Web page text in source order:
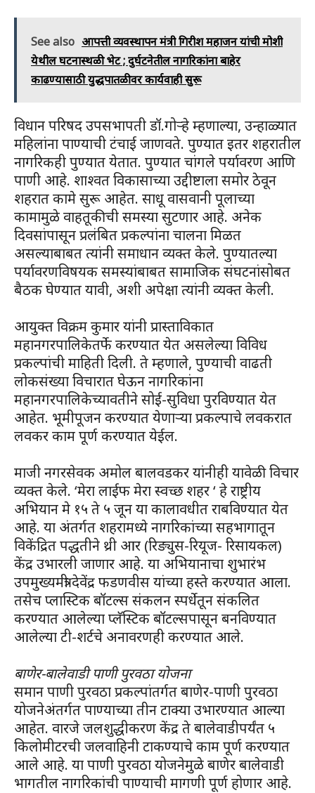
See also आपत्ती व्यवस्थापन मंत्री गिरीश महाजन यांची मोशी
येथील घटनास्थळी भेट ; दुर्घटनेतील नागरिकांना बाहेर
काढण्यासाठी युद्धपातळीवर कार्यवाही सुरू
विधान परिषद उपसभापती डॉ.गोऱ्हे म्हणाल्या, उन्हाळ्यात
महिलांना पाण्याची टंचाई जाणवते. पुण्यात इतर शहरातील
नागरिकही पुण्यात येतात. पुण्यात चांगले पर्यावरण आणि
पाणी आहे. शाश्वत विकासाच्या उद्दीष्टाला समोर ठेवून
शहरात कामे सुरू आहेत. साधू वासवानी पूलाच्या
कामामुळे वाहतूकीची समस्या सुटणार आहे. अनेक
दिवसांपासून प्रलंबित प्रकल्पांना चालना मिळत
असल्याबाबत त्यांनी समाधान व्यक्त केले. पुण्यातल्या
पर्यावरणविषयक समस्यांबाबत सामाजिक संघटनांसोबत
बैठक घेण्यात यावी, अशी अपेक्षा त्यांनी व्यक्त केली.
आयुक्त विक्रम कुमार यांनी प्रास्ताविकात
महानगरपालिकेतर्फे करण्यात येत असलेल्या विविध
प्रकल्पांची माहिती दिली. ते म्हणाले, पुण्याची वाढती
लोकसंख्या विचारात घेऊन नागरिकांना
महानगरपालिकेच्यावतीने सोई-सुविधा पुरविण्यात येत
आहेत. भूमीपूजन करण्यात येणाऱ्या प्रकल्पाचे लवकरात
लवकर काम पूर्ण करण्यात येईल.
माजी नगरसेवक अमोल बालवडकर यांनीही यावेळी विचार
व्यक्त केले. ‘मेरा लाईफ मेरा स्वच्छ शहर ‘ हे राष्ट्रीय
अभियान मे १५ ते ५ जून या कालावधीत राबविण्यात येत
आहे. या अंतर्गत शहरामध्ये नागरिकांच्या सहभागातून
विकेंद्रित पद्धतीने थ्री आर (रिङ्युस-रियूज- रिसायकल)
केंद्र उभारली जाणार आहे. या अभियानाचा शुभारंभ
उपमुख्यमंत्री देवेंद्र फडणवीस यांच्या हस्ते करण्यात आला.
तसेच प्लास्टिक बॉटल्स संकलन स्पर्धेतून संकलित
करण्यात आलेल्या प्लॅस्टिक बॉटल्सपासून बनविण्यात
आलेल्या टी-शर्टचे अनावरणही करण्यात आले.
बाणेर-बालेवाडी पाणी पुरवठा योजना
समान पाणी पुरवठा प्रकल्पांतर्गत बाणेर-पाणी पुरवठा
योजनेअंतर्गत पाण्याच्या तीन टाक्या उभारण्यात आल्या
आहेत. वारजे जलशुद्धीकरण केंद्र ते बालेवाडीपर्यंत ५
किलोमीटरची जलवाहिनी टाकण्याचे काम पूर्ण करण्यात
आले आहे. या पाणी पुरवठा योजनेमुळे बाणेर बालेवाडी
भागतील नागरिकांची पाण्याची मागणी पूर्ण होणार आहे.